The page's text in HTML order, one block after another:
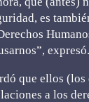
es
expresó.
que ellos
a los